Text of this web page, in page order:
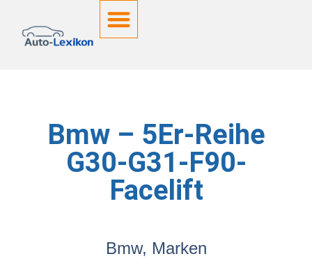
Bmw – 5Er-Reihe
G30-G31-F90-
Facelift
Bmw, Marken